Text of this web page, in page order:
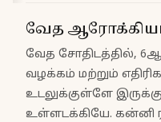
வேத
வேத சோதிடத்தில்,
வழக்கம் மற்றும்
உடலுக்குள்ளே
உள்ளடக்கியே. கன்னி